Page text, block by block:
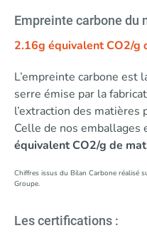
Empreinte carbone du
2.16g équivalent CO2/g
L’empreinte carbone est
serre émise par la
l’extraction des matières
Celle de nos emballages
équivalent CO2/g de
Chiffres issus du Bilan Carbone réalisé
Groupe.
Les certifications :